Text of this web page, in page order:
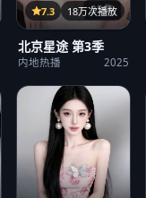
25集
7.3 18万次播放
北京星途 第3季
内地热播 2025